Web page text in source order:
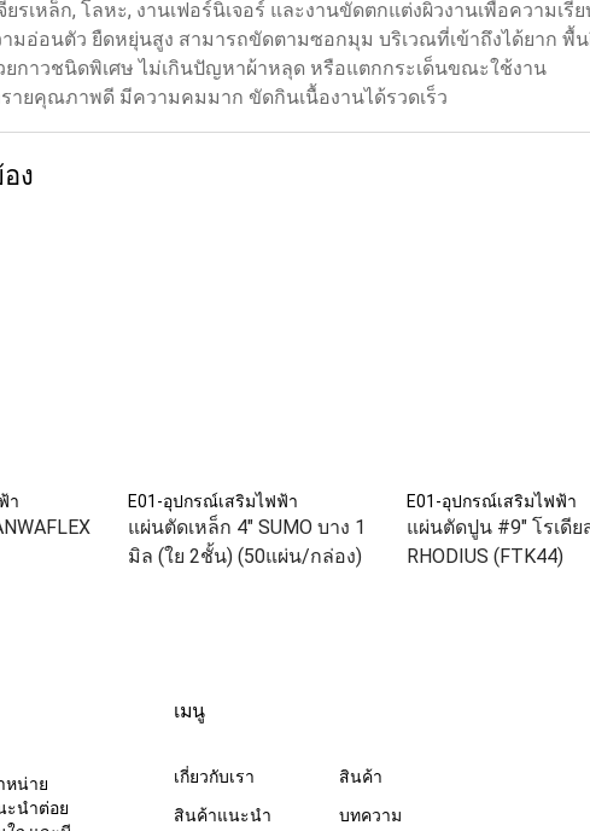
ยรเหล็ก, โลหะ, งานเฟอร์นิเจอร์ และงานขัดตกแต่งผิวงานเพื่อความเรี
มอ่อนตัว ยืดหยุ่นสูง สามารถขัดตามซอกมุม บริเวณที่เข้าถึงได้ยาก พื้น
กาวชนิดพิเศษ ไม่เกินปัญหาผ้าหลุด หรือแตกกระเด็นขณะใช้งาน
ายคุณภาพดี มีความคมมาก ขัดกินเนื้องานได้รวดเร็ว
ง
า E01-อุปกรณ์เสริมไฟฟ้า
แผ่นตัดเหล็ก 4" SUMO บาง 1
มิล (ใย 2ชั้น) (50แผ่น/กล่อง)
E01-อุปกรณ์เสริมไฟฟ้า
แผ่นตัดปูน #9" โรเดีย
RHODIUS (FTK44)
หน่าย
ะนำต่อย
เมนู
เกี่ยวกับเรา
สินค้า
สินค้าแนะนำ
บทความ